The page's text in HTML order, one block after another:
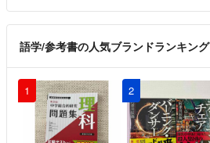
語学/参考書の人気ブランドランキング
1 2